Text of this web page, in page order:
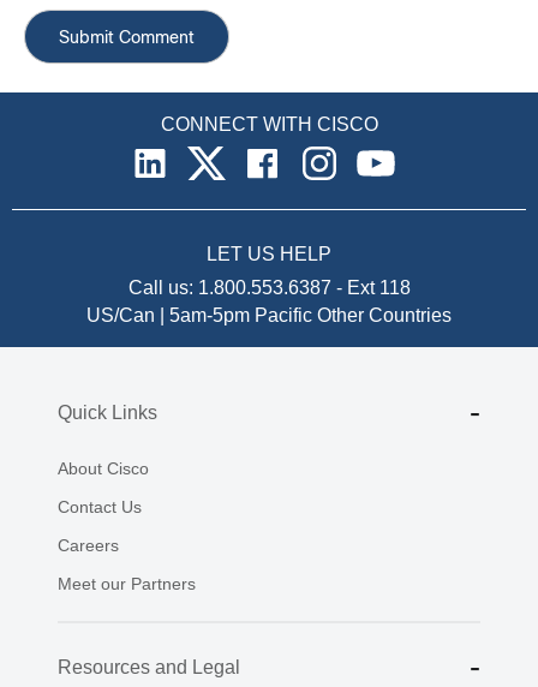
CONNECT WITH CISCO
LET US HELP
Call us: 1.800.553.6387 - Ext 118
US/Can | 5am-5pm Pacific Other Countries